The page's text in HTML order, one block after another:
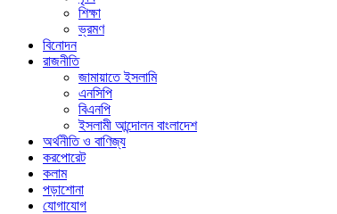
শিক্ষা
ভ্রমণ
বিনোদন
রাজনীতি
জামায়াতে ইসলামি
এনসিপি
বিএনপি
ইসলামী আন্দোলন বাংলাদেশ
অর্থনীতি ও বাণিজ্য
করপোরেট
কলাম
পড়াশোনা
যোগাযোগ